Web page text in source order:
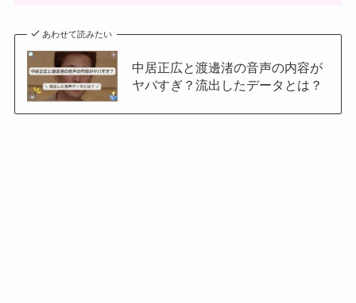
あわせて読みたい
中居正広と渡邊渚の音声の内容が
ヤバすぎ？流出したデータとは？